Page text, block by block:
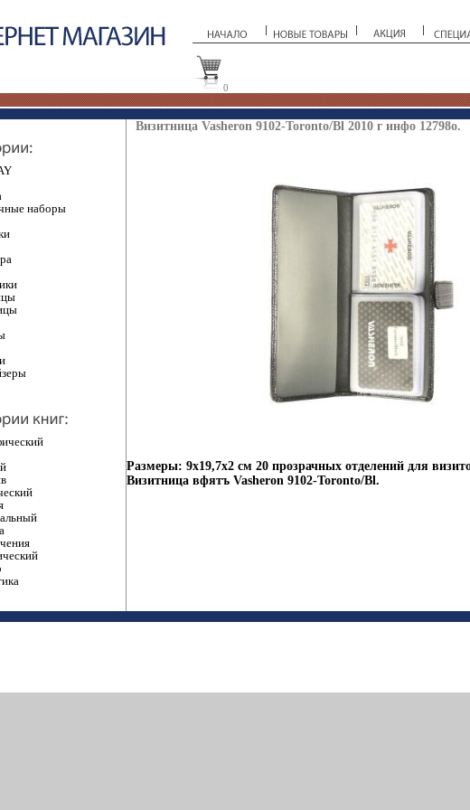
0
наборы
Визитница Vasheron 9102-Toronto/Bl 2010 г инфо 12798o.
Размеры: 9х19,7х2 см 20 прозрачных отделений для
Визитница вфятъ Vasheron 9102-Toronto/Bl.